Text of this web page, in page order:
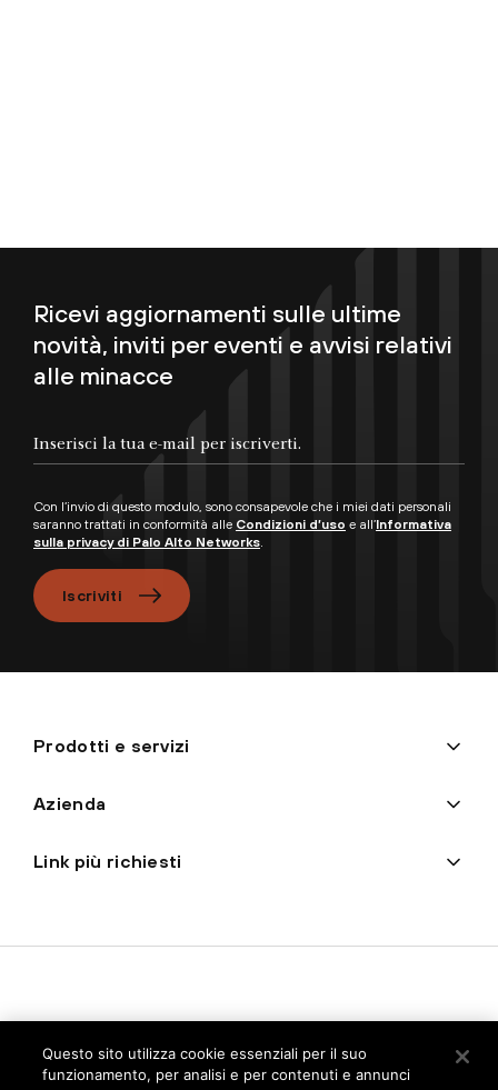
Ricevi aggiornamenti sulle ultime
novità, inviti per eventi e avvisi relativi
alle minacce
Con l’invio di questo modulo, sono consapevole che i miei dati personali
saranno trattati in conformità alle Condizioni d’uso e all’Informativa
sulla privacy di Palo Alto Networks.
Iscriviti
Prodotti e servizi
Azienda
Link più richiesti
Questo sito utilizza cookie essenziali per il suo
funzionamento, per analisi e per contenuti e annunci